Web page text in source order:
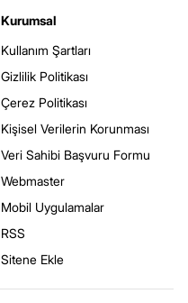
Kurumsal
Kullanım Şartları
Gizlilik Politikası
Çerez Politikası
Kişisel Verilerin Korunması
Veri Sahibi Başvuru Formu
Webmaster
Mobil Uygulamalar
RSS
Sitene Ekle